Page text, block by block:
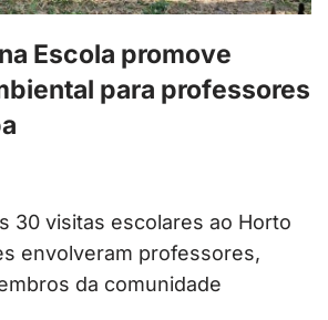
Escola promove
para professores
30 visitas escolares ao Horto
envolveram professores,
da comunidade